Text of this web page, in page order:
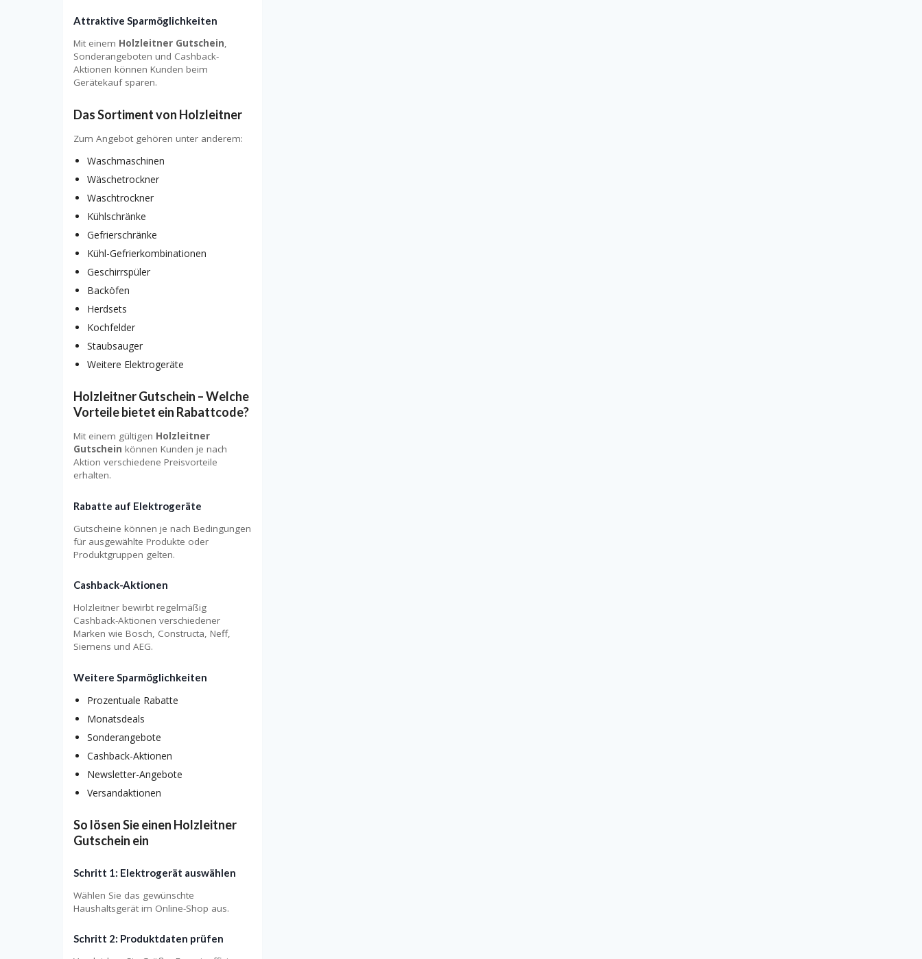
Attraktive Sparmöglichkeiten
Mit einem Holzleitner Gutschein,
Sonderangeboten und Cashback-
Aktionen können Kunden beim
Gerätekauf sparen.
Das Sortiment von Holzleitner
Zum Angebot gehören unter anderem:
Waschmaschinen
Wäschetrockner
Waschtrockner
Kühlschränke
Gefrierschränke
Kühl-Gefrierkombinationen
Geschirrspüler
Backöfen
Herdsets
Kochfelder
Staubsauger
Weitere Elektrogeräte
Holzleitner Gutschein – Welche
Vorteile bietet ein Rabattcode?
Mit einem gültigen Holzleitner
Gutschein können Kunden je nach
Aktion verschiedene Preisvorteile
erhalten.
Rabatte auf Elektrogeräte
Gutscheine können je nach Bedingungen
für ausgewählte Produkte oder
Produktgruppen gelten.
Cashback-Aktionen
Holzleitner bewirbt regelmäßig
Cashback-Aktionen verschiedener
Marken wie Bosch, Constructa, Neff,
Siemens und AEG.
Weitere Sparmöglichkeiten
Prozentuale Rabatte
Monatsdeals
Sonderangebote
Cashback-Aktionen
Newsletter-Angebote
Versandaktionen
So lösen Sie einen Holzleitner
Gutschein ein
Schritt 1: Elektrogerät auswählen
Wählen Sie das gewünschte
Haushaltsgerät im Online-Shop aus.
Schritt 2: Produktdaten prüfen